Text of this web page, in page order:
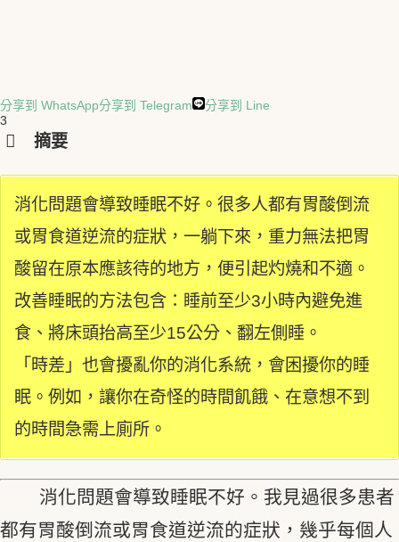
分享到 WhatsApp分享到 Telegram
分享到 Line
3
摘要
消化問題會導致睡眠不好。很多人都有胃酸倒流
或胃食道逆流的症狀，一躺下來，重力無法把胃
酸留在原本應該待的地方，便引起灼燒和不適。
改善睡眠的方法包含：睡前至少3小時內避免進
食、將床頭抬高至少15公分、翻左側睡。
「時差」也會擾亂你的消化系統，會困擾你的睡
眠。例如，讓你在奇怪的時間飢餓、在意想不到
的時間急需上廁所。
消化問題會導致睡眠不好。我見過很多患者
都有胃酸倒流或胃食道逆流的症狀，幾乎每個人